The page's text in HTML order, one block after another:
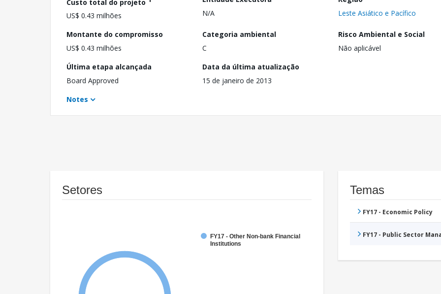
Custo total do projeto
US$ 0.43 milhões
N/A
Leste Asiático e Pacífico
Montante do compromisso
US$ 0.43 milhões
Categoria ambiental
C
Risco Ambiental e Social
Não aplicável
Última etapa alcançada
Board Approved
Data da última atualização
15 de janeiro de 2013
Notes
Setores
FY17 - Other Non-bank Financial
Institutions
Temas
FY17 - Economic Policy
FY17 - Public Sector